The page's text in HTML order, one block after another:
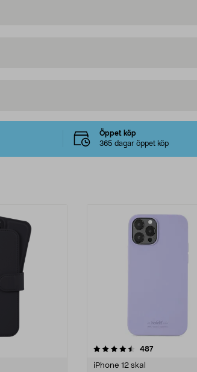
Öppet köp
365 dagar öppet köp
487recensioner
iPhone 12 skal
4.5 av 5 stjärnor